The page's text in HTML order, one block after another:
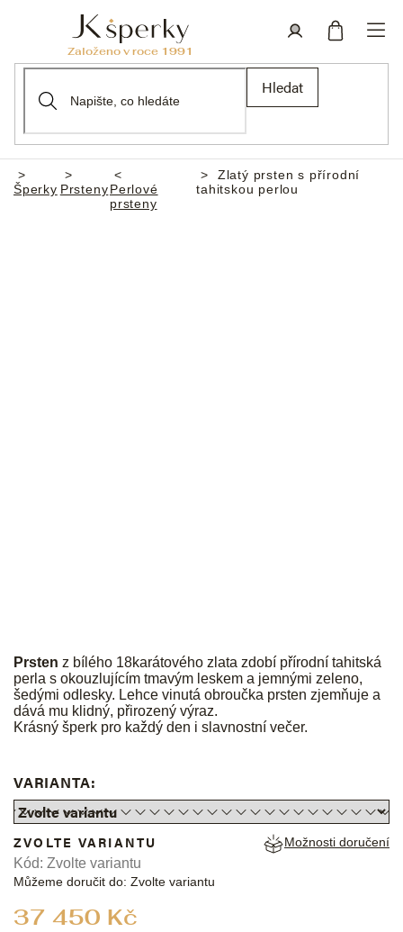
Hledat
Domů
Šperky PrstenyPerlové
prsteny
Zlatý prsten s přírodní
tahitskou perlou
Prsten z bílého 18karátového zlata zdobí přírodní tahitská
perla s okouzlujícím tmavým leskem a jemnými zeleno,
šedými odlesky. Lehce vinutá obroučka prsten zjemňuje a
dává mu klidný, přirozený výraz.
Krásný šperk pro každý den i slavnostní večer.
VARIANTA:
37 450 Kč
ZVOLTE VARIANTU
Můžeme doručit do: Zvolte variantu
Možnosti doručení
Kód: Zvolte variantu